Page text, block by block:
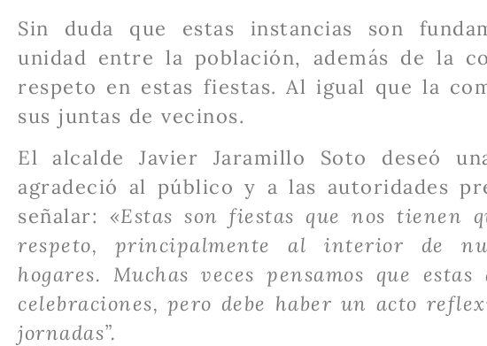
Sin duda que estas instancias son
unidad entre la población, además de la
respeto en estas fiestas. Al igual que la
sus juntas de vecinos.
El alcalde Javier Jaramillo Soto deseó
agradeció al público y a las autoridades
señalar: «Estas son fiestas que nos tienen
respeto, principalmente al interior de
hogares. Muchas veces pensamos que
celebraciones, pero debe haber un acto
jornadas”.